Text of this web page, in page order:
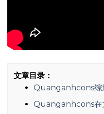
文章目录：
Quanganhcons综
Quanganhcons在